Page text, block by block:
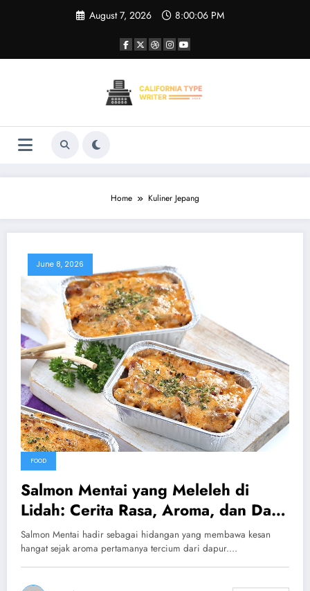
August 7, 2026 8:00:07 PM
Home Kuliner Jepang
June 8, 2026
FOOD
Salmon Mentai yang Meleleh di
Lidah: Cerita Rasa, Aroma, dan Daya
Pikat Kuliner Modern
Salmon Mentai hadir sebagai hidangan yang membawa kesan
hangat sejak aroma pertamanya tercium dari dapur.…